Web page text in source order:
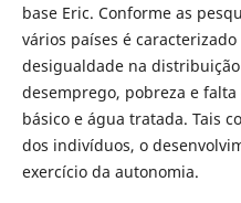
base Eric. Conforme as
vários países é
desigualdade na
desemprego, pobreza e
básico e água tratada. Tais
dos indivíduos, o
exercício da autonomia.